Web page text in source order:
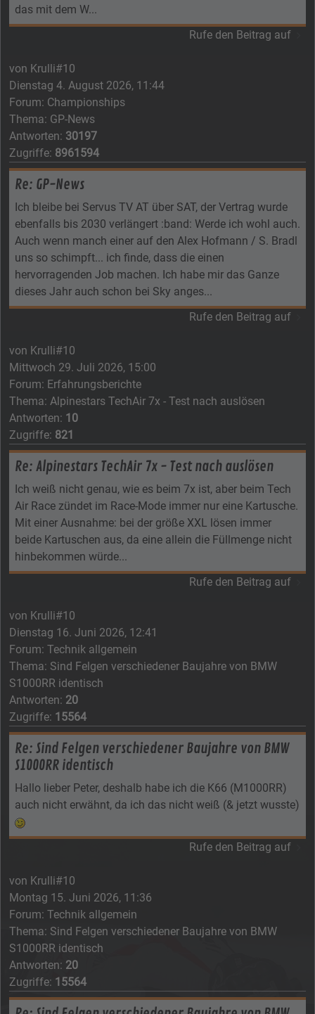
das mit dem W...
Rufe den Beitrag auf
von Krulli#10
Dienstag 4. August 2026, 11:44
Forum: Championships
Thema: GP-News
Antworten: 30197
Zugriffe: 8961594
Re: GP-News
Ich bleibe bei Servus TV AT über SAT, der Vertrag wurde
ebenfalls bis 2030 verlängert :band: Werde ich wohl auch.
Auch wenn manch einer auf den Alex Hofmann / S. Bradl
uns so schimpft... ich finde, dass die einen
hervorragenden Job machen. Ich habe mir das Ganze
dieses Jahr auch schon bei Sky anges...
Rufe den Beitrag auf
von Krulli#10
Mittwoch 29. Juli 2026, 15:00
Forum: Erfahrungsberichte
Thema: Alpinestars TechAir 7x - Test nach auslösen
Antworten: 10
Zugriffe: 821
Re: Alpinestars TechAir 7x - Test nach auslösen
Ich weiß nicht genau, wie es beim 7x ist, aber beim Tech
Air Race zündet im Race-Mode immer nur eine Kartusche.
Mit einer Ausnahme: bei der größe XXL lösen immer
beide Kartuschen aus, da eine allein die Füllmenge nicht
hinbekommen würde...
Rufe den Beitrag auf
von Krulli#10
Dienstag 16. Juni 2026, 12:41
Forum: Technik allgemein
Thema: Sind Felgen verschiedener Baujahre von BMW
S1000RR identisch
Antworten: 20
Zugriffe: 15564
Re: Sind Felgen verschiedener Baujahre von BMW
S1000RR identisch
Hallo lieber Peter, deshalb habe ich die K66 (M1000RR)
auch nicht erwähnt, da ich das nicht weiß (& jetzt wusste)
Rufe den Beitrag auf
von Krulli#10
Montag 15. Juni 2026, 11:36
Forum: Technik allgemein
Thema: Sind Felgen verschiedener Baujahre von BMW
S1000RR identisch
Antworten: 20
Zugriffe: 15564